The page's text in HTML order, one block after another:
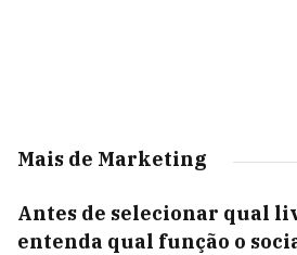
Mais de Marketing
Antes de selecionar qual
entenda qual função o